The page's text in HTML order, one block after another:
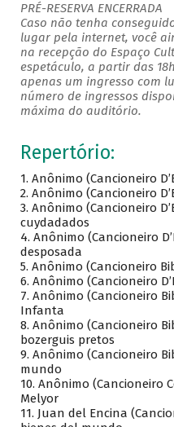
PRÉ-RESERVA ENCERRADA
Caso não tenha
lugar pela internet, você
na recepção do Espaço
espetáculo, a partir das
apenas um ingresso com
número de ingressos
máxima do auditório.
Repertório:
1. Anônimo (Cancioneiro
2. Anônimo (Cancioneiro
3. Anônimo (Cancioneiro
cuydadados
4. Anônimo (Cancioneiro
desposada
5. Anônimo (Cancioneiro
6. Anônimo (Cancioneiro
7. Anônimo (Cancioneiro
Infanta
8. Anônimo (Cancioneiro
bozerguis pretos
9. Anônimo (Cancioneiro
mundo
10. Anônimo (Cancioneiro
Melyor
11. Juan del Encina